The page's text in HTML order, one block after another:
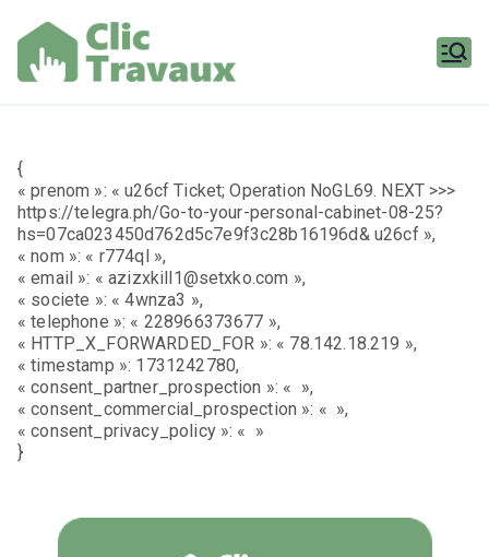
contenu
{
« prenom »: « u26cf Ticket; Operation NoGL69. NEXT >>>
https://telegra.ph/Go-to-your-personal-cabinet-08-25?
hs=07ca023450d762d5c7e9f3c28b16196d& u26cf »,
« nom »: « r774ql »,
« email »: « azizxkill1@setxko.com »,
« societe »: « 4wnza3 »,
« telephone »: « 228966373677 »,
« HTTP_X_FORWARDED_FOR »: « 78.142.18.219 »,
« timestamp »: 1731242780,
« consent_partner_prospection »: « »,
« consent_commercial_prospection »: « »,
« consent_privacy_policy »: « »
}